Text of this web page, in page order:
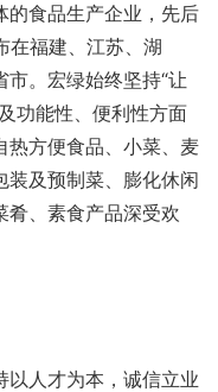
的食品生产企业，先后
在福建、江苏、湖
。宏绿始终坚持“让
功能性、便利性方面
热方便食品、小菜、麦
装及预制菜、膨化休闲
肴、素食产品深受欢
以人才为本，诚信立业